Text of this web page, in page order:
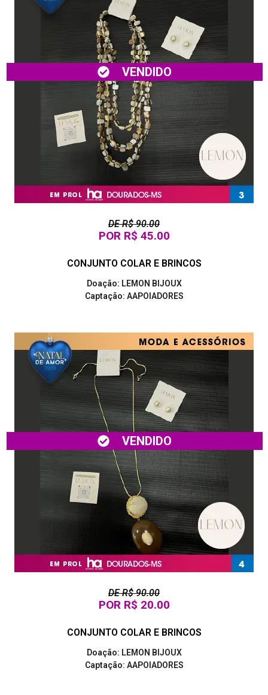
DE R$ 90.00
POR R$ 45.00
VENDIDO
CONJUNTO COLAR E BRINCOS
Doação: LEMON BIJOUX
Captação: AAPOIADORES
DE R$ 90.00
POR R$ 20.00
VENDIDO
CONJUNTO COLAR E BRINCOS
Doação: LEMON BIJOUX
Captação: AAPOIADORES